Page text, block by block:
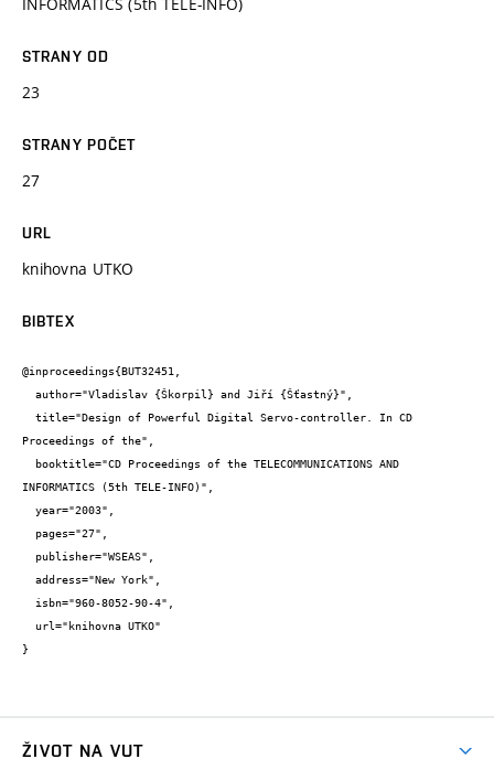
STRANY OD
23
STRANY POČET
27
URL
knihovna UTKO
BIBTEX
@inproceedings{BUT32451,
Proceedings of the",
INFORMATICS (5th TELE-INFO)",
}
ŽIVOT NA VUT